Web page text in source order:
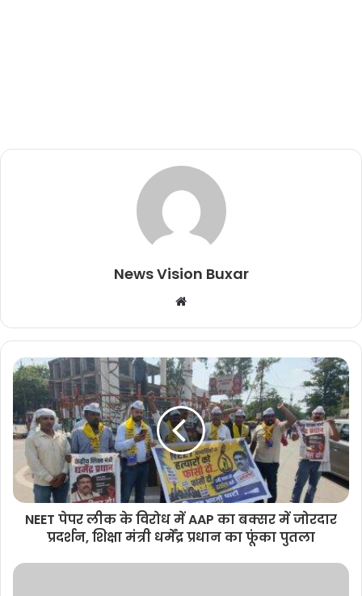
News Vision Buxar
b
s
i
t
e
NEET पेपर लीक के विरोध में AAP का बक्सर में जोरदार
प्रदर्शन, शिक्षा मंत्री धर्मेंद्र प्रधान का फूंका पुतला